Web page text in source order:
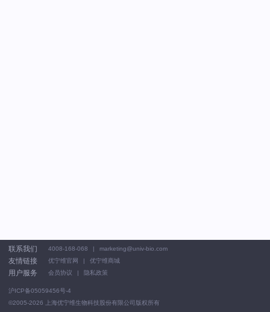
联系我们 4008-168-068 marketing@univ-bio.com
友情链接 优宁维官网 优宁维商城
用户服务 会员协议 隐私政策
沪ICP备05059456号-4
©2005-2026 上海优宁维生物科技股份有限公司版权所有